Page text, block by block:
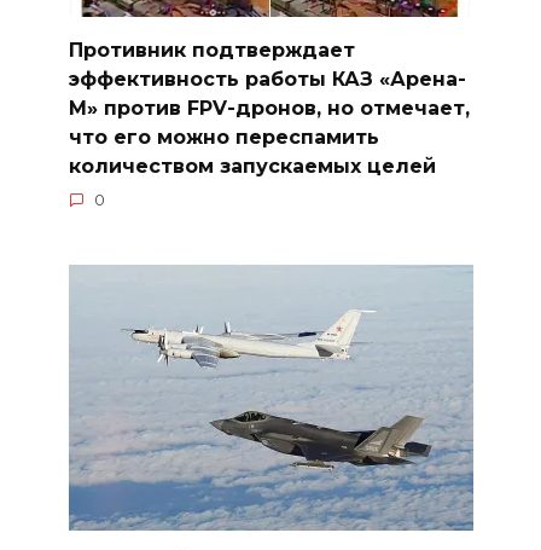
Противник подтверждает
эффективность работы КАЗ «Арена-
М» против FPV-дронов, но отмечает,
что его можно переспамить
количеством запускаемых целей
0